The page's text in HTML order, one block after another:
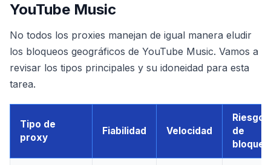
YouTube Music
No todos los proxies manejan de igual manera eludir
los bloqueos geográficos de YouTube Music. Vamos a
revisar los tipos principales y su idoneidad para esta
tarea.
Tipo de
proxy
Fiabilidad Velocidad
Riesgo
de
bloqueo